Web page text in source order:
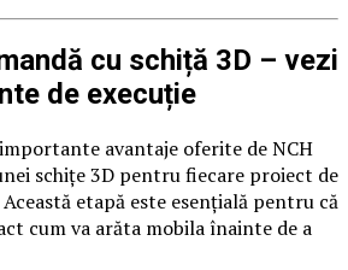
cu schiță 3D – vezi
de execuție
avantaje oferite de NCH
schițe 3D pentru fiecare proiect de
etapă este esențială pentru că
cum va arăta mobila înainte de a